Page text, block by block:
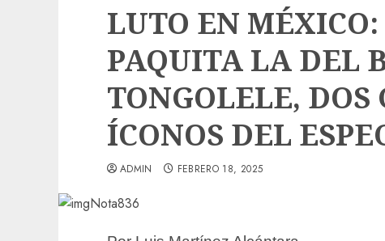
LUTO EN
PAQUITA LA DEL
TONGOLELE, DOS
ÍCONOS DEL
ADMIN FEBRERO 18, 2025